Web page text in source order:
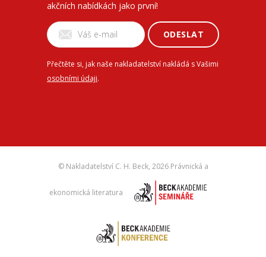
akčních nabídkách jako první!
ODESLAT
Přečtěte si, jak naše nakladatelství nakládá s Vašimi
osobními údaji.
© Nakladatelství C. H. Beck, 2026 Právnická a
ekonomická literatura